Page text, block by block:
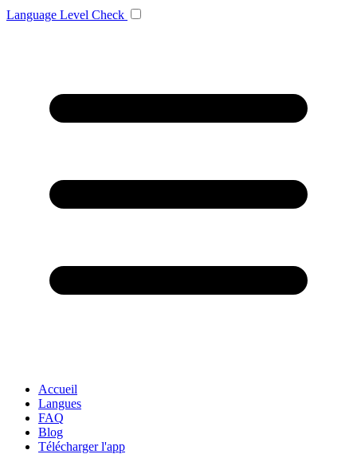
Language Level Check
Accueil
Langues
FAQ
Blog
Télécharger l'app